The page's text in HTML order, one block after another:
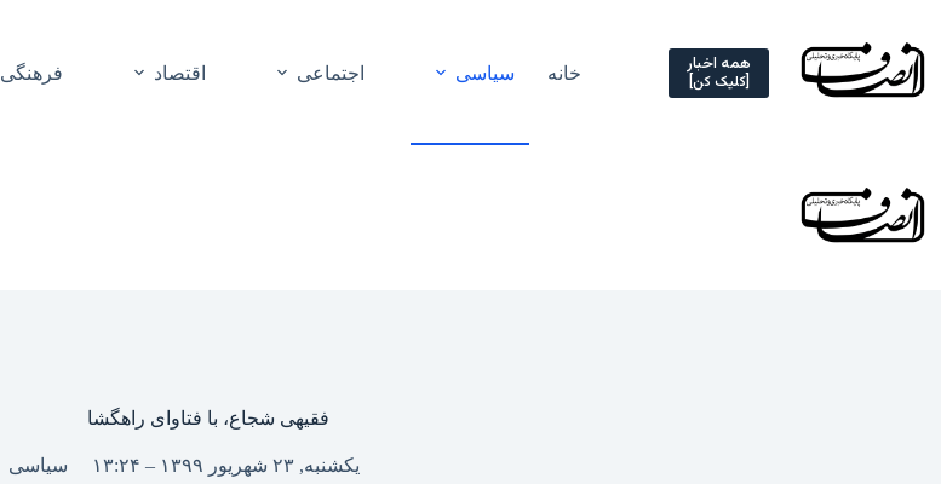
content
همه اخبار
[کلیک کن] خانه سیاسی اجتماعی اقتصاد فرهنگی
فقیهی شجاع، با فتاوای راهگشا
یکشنبه, ۲۳ شهریور ۱۳۹۹ – ۱۳:۲۴ سیاسی